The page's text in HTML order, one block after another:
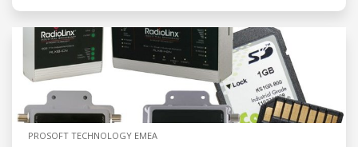
PROSOFT TECHNOLOGY EMEA